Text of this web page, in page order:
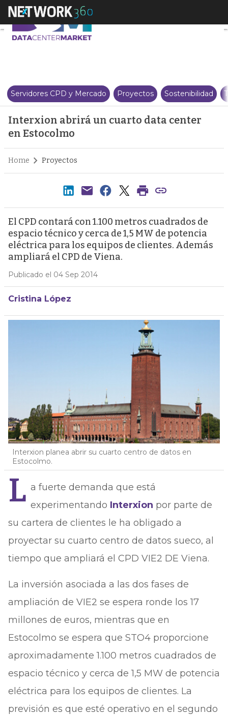
Interxion abrirá un cuarto data
Servidores CPD y Mercado Proyectos Sostenibilidad
Interxion abrirá un cuarto data center
en Estocolmo
Home Proyectos
El CPD contará con 1.100 metros cuadrados de
espacio técnico y cerca de 1,5 MW de potencia
eléctrica para los equipos de clientes. Además
ampliará el CPD de Viena.
Publicado el 04 Sep 2014
Cristina López
Interxion planea abrir su cuarto centro de datos en
Estocolmo.
L a fuerte demanda que está
experimentando Interxion por parte de
su cartera de clientes le ha obligado a
proyectar su cuarto centro de datos sueco, al
tiempo que ampliará el CPD VIE2 DE Viena.
La inversión asociada a las dos fases de
ampliación de VIE2 se espera ronde los 17
millones de euros, mientras que en
Estocolmo se espera que STO4 proporcione
aproximadamente 1.100 metros cuadrados de
espacio técnico y cerca de 1,5 MW de potencia
eléctrica para los equipos de clientes. La
previsión es que esté operativo en el segundo